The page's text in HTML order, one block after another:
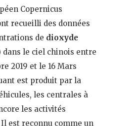
Copernicus
recueilli des données
de dioxyde
dans le ciel chinois entre
2019 et le 16 Mars
est produit par la
les centrales à
les activités
est reconnu comme un